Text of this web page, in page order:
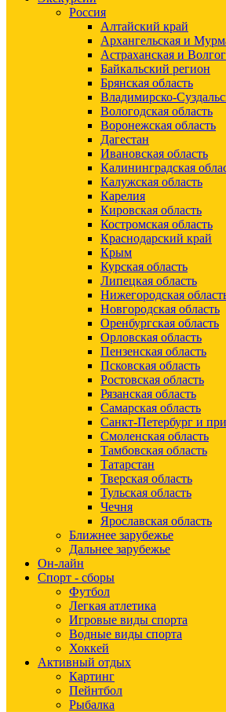
Россия
Алтайский край
Архангельская и
Астраханская и
Байкальский регион
Брянская область
Владимирско-
Вологодская область
Воронежская область
Дагестан
Ивановская область
Калининградская
Калужская область
Карелия
Кировская область
Костромская область
Краснодарский край
Крым
Курская область
Липецкая область
Нижегородская
Новгородская область
Оренбургская область
Орловская область
Пензенская область
Псковская область
Ростовская область
Рязанская область
Самарская область
Санкт-Петербург и
Смоленская область
Тамбовская область
Татарстан
Тверская область
Тульская область
Чечня
Ярославская область
Ближнее зарубежье
Дальнее зарубежье
Он-лайн
Спорт - сборы
Футбол
Легкая атлетика
Игровые виды спорта
Водные виды спорта
Хоккей
Активный отдых
Картинг
Пейнтбол
Рыбалка